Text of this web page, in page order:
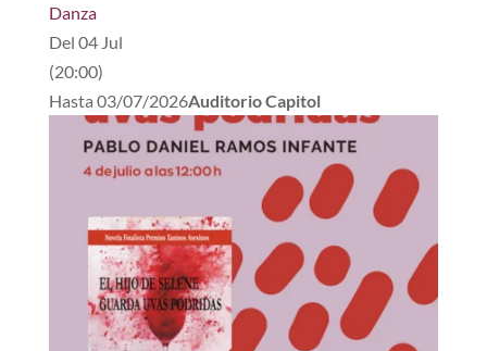
Danza
Del 04 Jul
(20:00)
Hasta 03/07/2026Auditorio Capitol